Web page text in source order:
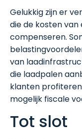
Gelukkig zijn er
die de kosten
compenseren.
van
die laadpalen
klanten
mogelijk fiscale
Tot slot